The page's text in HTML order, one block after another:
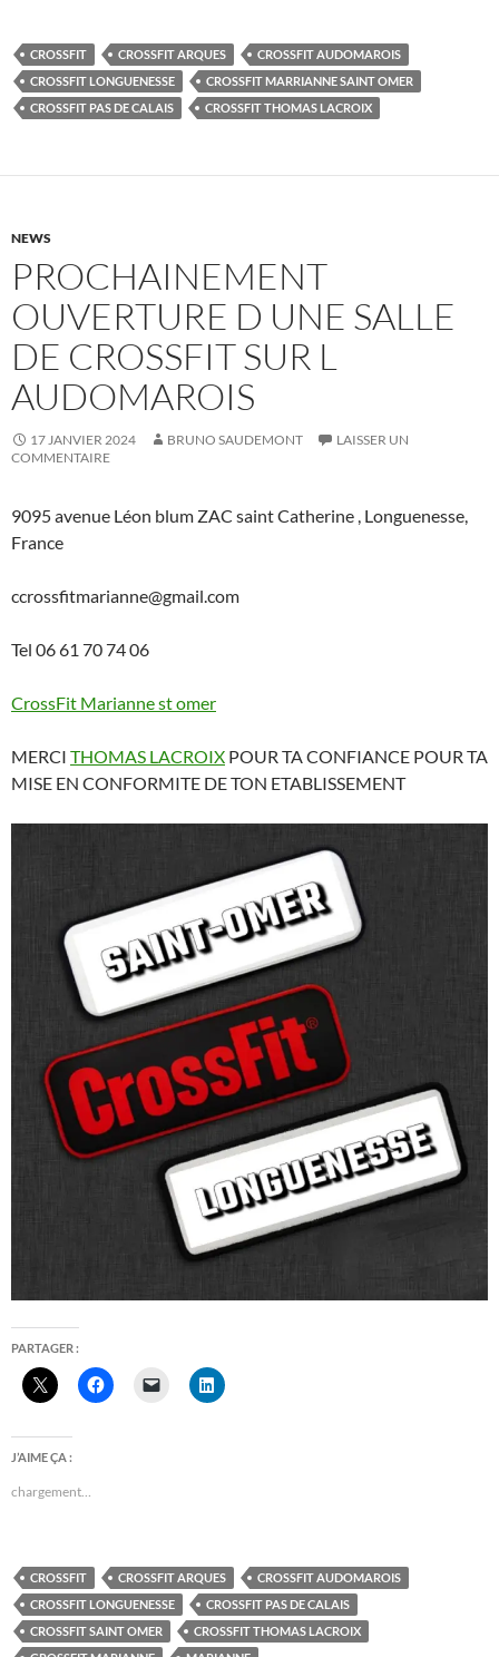
CROSSFIT CROSSFIT ARQUES
CROSSFIT AUDOMAROIS
CROSSFIT LONGUENESSE
CROSSFIT MARRIANNE SAINT OMER
CROSSFIT PAS DE CALAIS
CROSSFIT THOMAS LACROIX
NEWS
PROCHAINEMENT
OUVERTURE D UNE SALLE
DE CROSSFIT SUR L
AUDOMAROIS
17 JANVIER 2024 BRUNO SAUDEMONT
LAISSER UN
COMMENTAIRE
9095 avenue Léon blum ZAC saint Catherine , Longuenesse,
France
ccrossfitmarianne@gmail.com
Tel 06 61 70 74 06
CrossFit Marianne st omer
MERCI THOMAS LACROIX POUR TA CONFIANCE POUR TA
MISE EN CONFORMITE DE TON ETABLISSEMENT
PARTAGER :
J’AIME ÇA :
chargement…
CROSSFIT CROSSFIT ARQUES
CROSSFIT AUDOMAROIS
CROSSFIT LONGUENESSE
CROSSFIT PAS DE CALAIS
CROSSFIT SAINT OMER
CROSSFIT THOMAS LACROIX